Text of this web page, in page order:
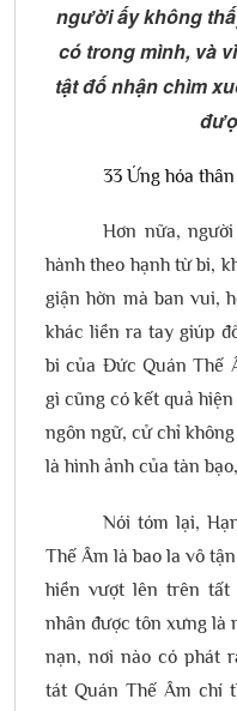
người ấy không
có trong mình, và
tật đố nhận chìm
33 Ứng hóa
Hơn nữa,
hành theo hạnh từ bi,
giận hờn mà ban vui,
khác liền ra tay giúp
bi của Đức Quán Thế
gì cũng có kết quả
ngôn ngữ, cử chỉ
là hình ảnh của tàn
Nói tóm lại,
Thế Âm là bao la vô
hiền vượt lên trên tất
nhân được tôn xưng là
nạn, nơi nào có phát
tát Quán Thế Âm chí